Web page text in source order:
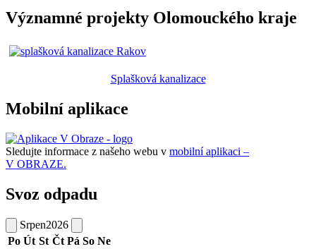
Významné projekty Olomouckého kraje
Splašková kanalizace
Mobilní aplikace
Sledujte informace z našeho webu v mobilní aplikaci –
V OBRAZE.
Svoz odpadu
Srpen2026
Po Út St Čt Pá So Ne